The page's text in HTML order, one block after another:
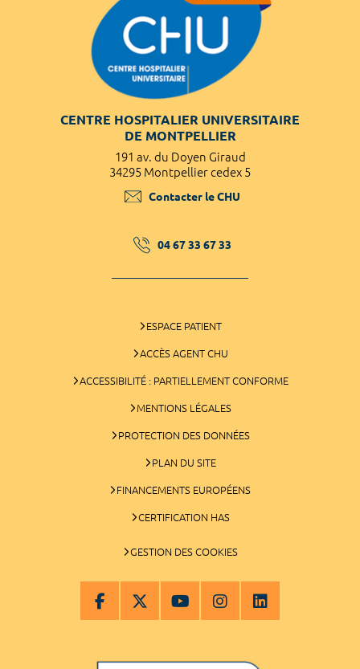
CENTRE HOSPITALIER UNIVERSITAIRE
DE MONTPELLIER
191 av. du Doyen Giraud
34295 Montpellier cedex 5
Contacter le CHU
04 67 33 67 33
ESPACE PATIENT
ACCÈS AGENT CHU
ACCESSIBILITÉ : PARTIELLEMENT CONFORME
MENTIONS LÉGALES
PROTECTION DES DONNÉES
PLAN DU SITE
FINANCEMENTS EUROPÉENS
CERTIFICATION HAS
GESTION DES COOKIES